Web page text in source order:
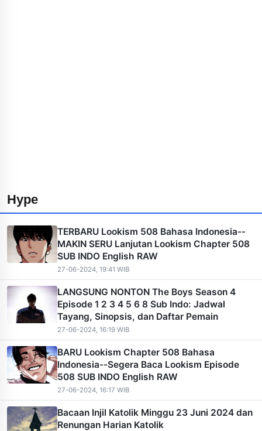
Hype
TERBARU Lookism 508 Bahasa Indonesia--
MAKIN SERU Lanjutan Lookism Chapter 508
SUB INDO English RAW
27-06-2024, 19:41 WIB
LANGSUNG NONTON The Boys Season 4
Episode 1 2 3 4 5 6 8 Sub Indo: Jadwal
Tayang, Sinopsis, dan Daftar Pemain
27-06-2024, 16:19 WIB
BARU Lookism Chapter 508 Bahasa
Indonesia--Segera Baca Lookism Episode
508 SUB INDO English RAW
27-06-2024, 16:17 WIB
Bacaan Injil Katolik Minggu 23 Juni 2024 dan
Renungan Harian Katolik